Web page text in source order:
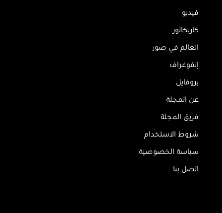
فيديو
كاريكاتور
العالم في صور
إنفوغراف
بروفايل
عن المجلة
فريق المجلة
شروط الاستخدام
سياسة الخصوصية
اتصل بنا